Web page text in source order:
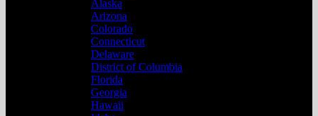
Alaska
Arizona
Colorado
Connecticut
Delaware
District of Columbia
Florida
Georgia
Hawaii